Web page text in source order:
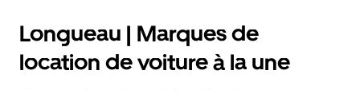
Longueau | Marques de
location de voiture à la une